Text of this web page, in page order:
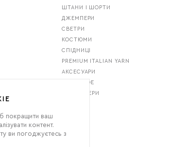
покращити ваш
контент.
ви погоджуєтесь з
ШТАНИ І ШОРТИ
ДЖЕМПЕРИ
СВЕТРИ
КОСТЮМИ
СПІДНИЦІ
PREMIUM ITALIAN YARN
АКСЕСУАРИ
GIFT GUIDE
БЕСТСЕЛЕРИ